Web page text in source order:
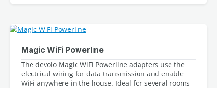
Magic WiFi Powerline
The devolo Magic WiFi Powerline adapters use the
electrical wiring for data transmission and enable
WiFi anywhere in the house. Ideal for several rooms